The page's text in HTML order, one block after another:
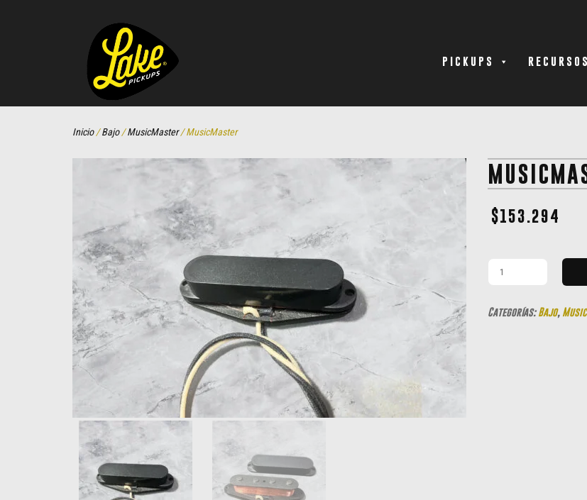
PICKUPS RECURSOS
Inicio/Bajo/MusicMaster/ MusicMaster
$153.294
Categorías:Bajo,